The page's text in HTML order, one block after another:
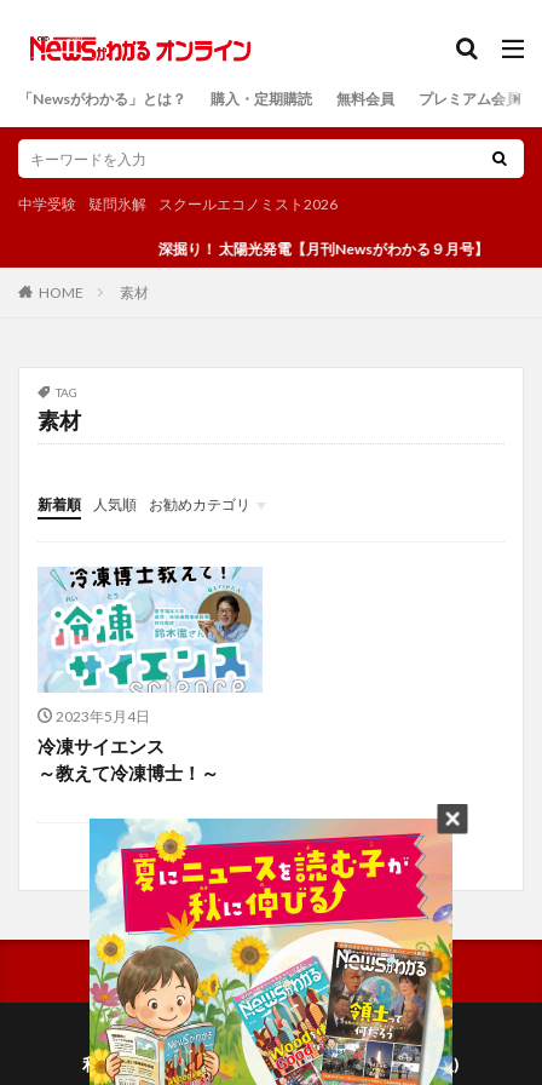
「Newsがわかる」とは？ 購入・定期購読 無料会員 プレミアム会員
中学受験 疑問氷解 スクールエコノミスト2026
深掘り！ 太陽光発電【月刊Newsがわかる９月号】
HOME 素材
TAG
素材
新着順 人気順
お勧めカテゴリ
投稿
学び
マンガ
電子書籍
2023年5月4日
冷凍サイエンス
～教えて冷凍博士！～
利用規約
プライバシーポリシー(毎日新聞出版)
検索